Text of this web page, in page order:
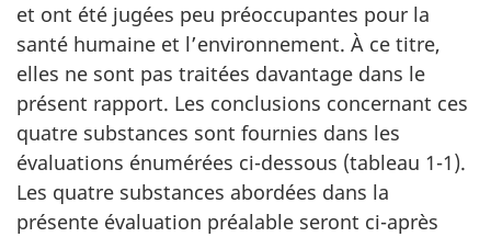
et ont été jugées peu préoccupantes pour la
santé humaine et l’environnement. À ce titre,
elles ne sont pas traitées davantage dans le
présent rapport. Les conclusions concernant ces
quatre substances sont fournies dans les
évaluations énumérées ci-dessous (tableau 1-1).
Les quatre substances abordées dans la
présente évaluation préalable seront ci-après